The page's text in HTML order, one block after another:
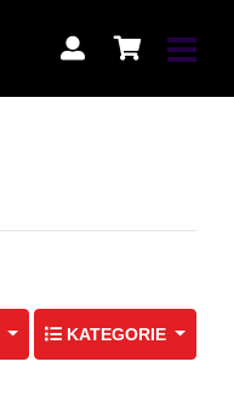
WYBIERZ SPOSÓB
KATEGORIE